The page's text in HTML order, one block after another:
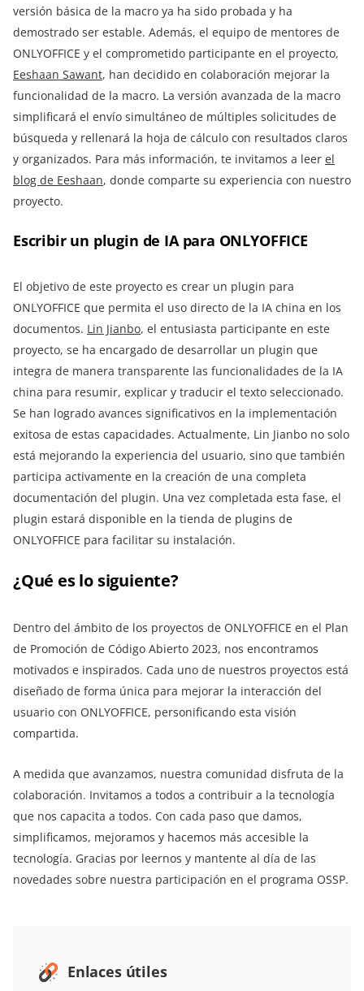
versión básica de la macro ya ha sido probada y ha
demostrado ser estable. Además, el equipo de mentores de
ONLYOFFICE y el comprometido participante en el proyecto,
Eeshaan Sawant, han decidido en colaboración mejorar la
funcionalidad de la macro. La versión avanzada de la macro
simplificará el envío simultáneo de múltiples solicitudes de
búsqueda y rellenará la hoja de cálculo con resultados claros
y organizados. Para más información, te invitamos a leer el
blog de Eeshaan, donde comparte su experiencia con nuestro
proyecto.
Escribir un plugin de IA para ONLYOFFICE
El objetivo de este proyecto es crear un plugin para
ONLYOFFICE que permita el uso directo de la IA china en los
documentos. Lin Jianbo, el entusiasta participante en este
proyecto, se ha encargado de desarrollar un plugin que
integra de manera transparente las funcionalidades de la IA
china para resumir, explicar y traducir el texto seleccionado.
Se han logrado avances significativos en la implementación
exitosa de estas capacidades. Actualmente, Lin Jianbo no solo
está mejorando la experiencia del usuario, sino que también
participa activamente en la creación de una completa
documentación del plugin. Una vez completada esta fase, el
plugin estará disponible en la tienda de plugins de
ONLYOFFICE para facilitar su instalación.
¿Qué es lo siguiente?
Dentro del ámbito de los proyectos de ONLYOFFICE en el Plan
de Promoción de Código Abierto 2023, nos encontramos
motivados e inspirados. Cada uno de nuestros proyectos está
diseñado de forma única para mejorar la interacción del
usuario con ONLYOFFICE, personificando esta visión
compartida.
A medida que avanzamos, nuestra comunidad disfruta de la
colaboración. Invitamos a todos a contribuir a la tecnología
que nos capacita a todos. Con cada paso que damos,
simplificamos, mejoramos y hacemos más accesible la
tecnología. Gracias por leernos y mantente al día de las
novedades sobre nuestra participación en el programa OSSP.
Enlaces útiles